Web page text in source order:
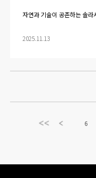
자연과 기술이 공존하는 솔라
2025.11.13
6